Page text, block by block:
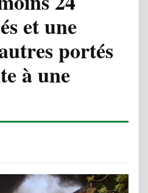
et une
portés
à une